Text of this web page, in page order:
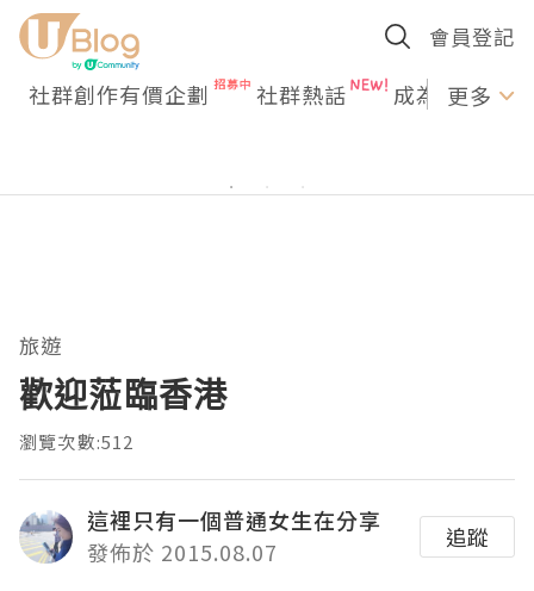
會員登記
社群創作有價企劃 社群熱話 成為U更多
旅遊
歡迎蒞臨香港
瀏覽次數:512
這裡只有一個普通女生在分享
發佈於 2015.08.07
追蹤